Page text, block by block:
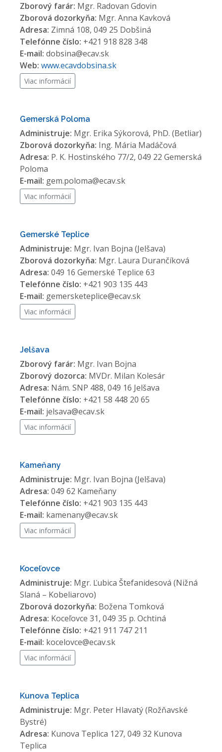
Zborový farár: Mgr. Radovan Gdovin
Zborová dozorkyňa: Mgr. Anna Kavková
Adresa: Zimná 108, 049 25 Dobšiná
Telefónne číslo: +421 918 828 348
E-mail: dobsina@ecav.sk
Web: www.ecavdobsina.sk
Viac informácií
Gemerská Poloma
Administruje: Mgr. Erika Sýkorová, PhD. (Betliar)
Zborová dozorkyňa: Ing. Mária Madáčová
Adresa: P. K. Hostinského 77/2, 049 22 Gemerská
Poloma
E-mail: gem.poloma@ecav.sk
Viac informácií
Gemerské Teplice
Administruje: Mgr. Ivan Bojna (Jelšava)
Zborová dozorkyňa: Mgr. Laura Durančíková
Adresa: 049 16 Gemerské Teplice 63
Telefónne číslo: +421 903 135 443
E-mail: gemersketeplice@ecav.sk
Viac informácií
Jelšava
Zborový farár: Mgr. Ivan Bojna
Zborový dozorca: MVDr. Milan Kolesár
Adresa: Nám. SNP 488, 049 16 Jelšava
Telefónne číslo: +421 58 448 20 65
E-mail: jelsava@ecav.sk
Viac informácií
Kameňany
Administruje: Mgr. Ivan Bojna (Jelšava)
Adresa: 049 62 Kameňany
Telefónne číslo: +421 903 135 443
E-mail: kamenany@ecav.sk
Viac informácií
Koceľovce
Administruje: Mgr. Ľubica Štefanidesová (Nižná
Slaná – Kobeliarovo)
Zborová dozorkyňa: Božena Tomková
Adresa: Koceľovce 31, 049 35 p. Ochtiná
Telefónne číslo: +421 911 747 211
E-mail: kocelovce@ecav.sk
Viac informácií
Kunova Teplica
Administruje: Mgr. Peter Hlavatý (Rožňavské
Bystré)
Adresa: Kunova Teplica 127, 049 32 Kunova
Teplica